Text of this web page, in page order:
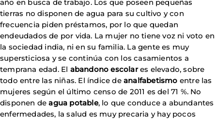
año en busca de trabajo. Los que poseen pequeñas
tierras no disponen de agua para su cultivo y con
frecuencia piden préstamos, por lo que quedan
endeudados de por vida. La mujer no tiene voz ni voto en
la sociedad india, ni en su familia. La gente es muy
supersticiosa y se continúa con los casamientos a
temprana edad. El abandono escolares elevado, sobre
todo entre las niñas. El índice de analfabetismo entre las
mujeres según el último censo de 2011 es del 71 %. No
disponen de agua potable, lo que conduce a abundantes
enfermedades, la salud es muy precaria y hay pocos